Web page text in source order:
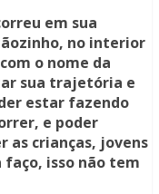
em sua
no interior
o nome da
sua trajetória e
estar fazendo
e poder
as crianças, jovens
isso não tem